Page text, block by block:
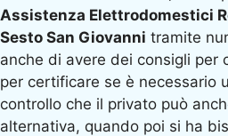
Assistenza Elettrodomestici
Sesto San Giovanni tramite
anche di avere dei consigli per
per certificare se è necessario
controllo che il privato può
alternativa, quando poi si ha